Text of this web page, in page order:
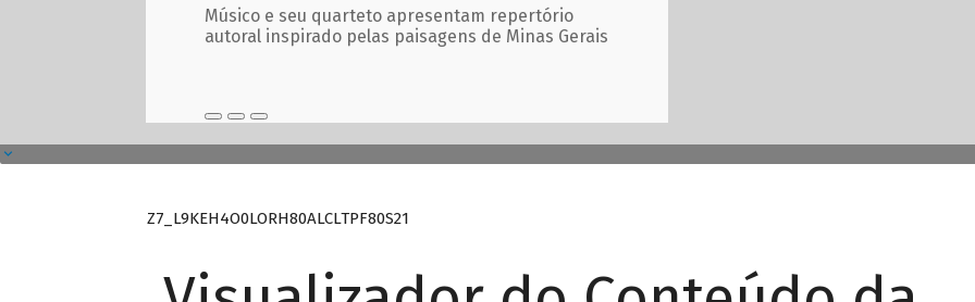
Músico e seu quarteto apresentam repertório
autoral inspirado pelas paisagens de Minas Gerais
Z7_L9KEH4O0LORH80ALCLTPF80S21